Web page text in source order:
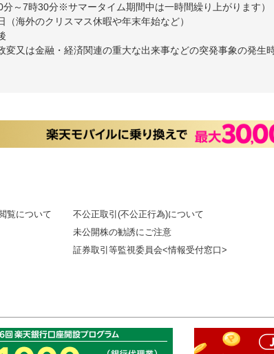
～7時30分※サマータイム期間中は一時間繰り上がります）
海外のクリスマス休暇や年末年始など）
又は金融・経済関連の重大な出来事などの突発事象の発生
覧について
不公正取引(不公正行為)について
未公開株の勧誘にご注意
証券取引等監視委員会<情報受付窓口>